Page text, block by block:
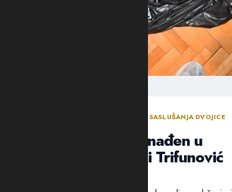
ODLUKA SUDIJE ZA ISTRAGU NAKON SASLUŠANJA DVOJICE
Arsenal oružja pronađen u
“štekovima”: Suić i Trifunović